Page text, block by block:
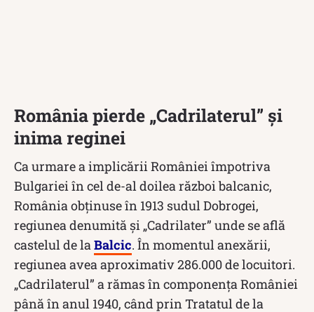
România pierde „Cadrilaterul” și
inima reginei
Ca urmare a implicării României împotriva
Bulgariei în cel de-al doilea război balcanic,
România obținuse în 1913 sudul Dobrogei,
regiunea denumită și „Cadrilater” unde se află
castelul de la Balcic. În momentul anexării,
regiunea avea aproximativ 286.000 de locuitori.
„Cadrilaterul” a rămas în componența României
până în anul 1940, când prin Tratatul de la